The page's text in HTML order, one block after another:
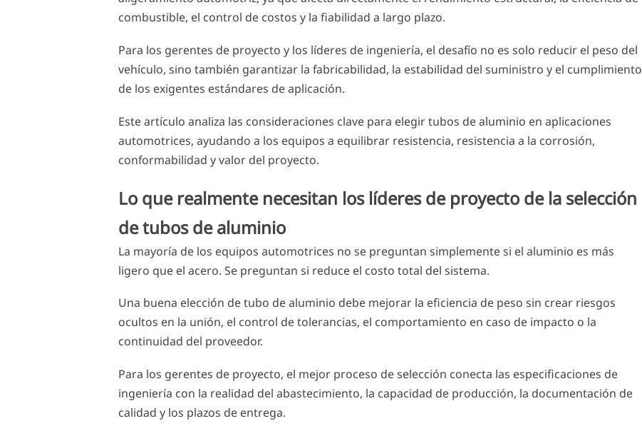
combustible, el control de costos y la fiabilidad a largo plazo.
Para los gerentes de proyecto y los líderes de ingeniería, el desafío no es solo reducir el peso del
vehículo, sino también garantizar la fabricabilidad, la estabilidad del suministro y el cumplimiento
de los exigentes estándares de aplicación.
Este artículo analiza las consideraciones clave para elegir tubos de aluminio en aplicaciones
automotrices, ayudando a los equipos a equilibrar resistencia, resistencia a la corrosión,
conformabilidad y valor del proyecto.
Lo que realmente necesitan los líderes de proyecto de la selección
de tubos de aluminio
La mayoría de los equipos automotrices no se preguntan simplemente si el aluminio es más
ligero que el acero. Se preguntan si reduce el costo total del sistema.
Una buena elección de tubo de aluminio debe mejorar la eficiencia de peso sin crear riesgos
ocultos en la unión, el control de tolerancias, el comportamiento en caso de impacto o la
continuidad del proveedor.
Para los gerentes de proyecto, el mejor proceso de selección conecta las especificaciones de
ingeniería con la realidad del abastecimiento, la capacidad de producción, la documentación de
calidad y los plazos de entrega.